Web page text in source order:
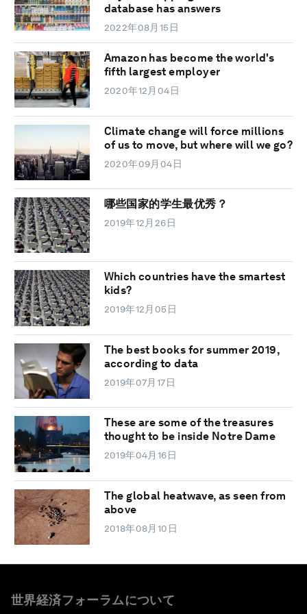
database has answers
2022年08月15日
Amazon has become the world's
fifth largest employer
2020年12月04日
Climate change will force millions
of us to move, but where will we go?
2020年09月04日
哪些国家的学生最优秀？
2019年12月26日
Which countries have the smartest
kids?
2019年12月05日
The best books for summer 2019,
according to data
2019年07月17日
These are some of the treasures
thought to be inside Notre Dame
2019年04月16日
The global heatwave, as seen from
above
2018年08月10日
世界経済フォーラムについて